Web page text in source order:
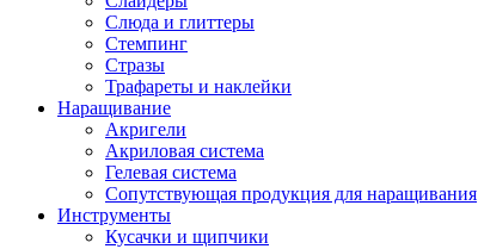
Слюда и глиттеры
Стемпинг
Стразы
Трафареты и наклейки
Наращивание
Акригели
Акриловая система
Гелевая система
Сопутствующая продукция для наращивания
Инструменты
Кусачки и щипчики